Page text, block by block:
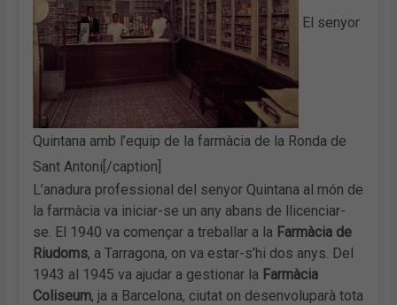
El senyor
Quintana amb l’equip de la farmàcia de la Ronda de
Sant Antoni[/caption]
L’anadura professional del senyor Quintana al món de
la farmàcia va iniciar-se un any abans de llicenciar-
se. El 1940 va començar a treballar a la Farmàcia de
Riudoms, a Tarragona, on va estar-s’hi dos anys. Del
1943 al 1945 va ajudar a gestionar la Farmàcia
Coliseum, ja a Barcelona, ciutat on desenvoluparà tota